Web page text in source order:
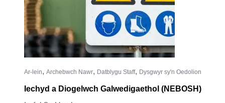
Ar-lein, Archebwch Nawr, Datblygu Staff, Dysgwyr sy'n Oedolion
Iechyd a Diogelwch Galwedigaethol (NEBOSH)